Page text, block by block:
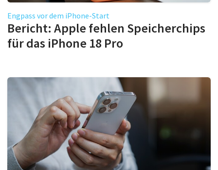
Engpass vor dem iPhone-Start
Bericht: Apple fehlen Speicherchips
für das iPhone 18 Pro